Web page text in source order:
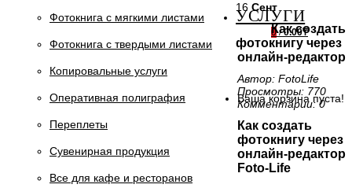
Фотокнига с мягкими листами
Фотокнига с твердыми листами
УСЛУГИ
Копировальные услуги
Оперативная полиграфия
Переплеты
Сувенирная продукция
Все для кафе и ресторанов
0 / 0.00₸
Ваша корзина пуста!
16 Сент
Как создать
фотокнигу через
онлайн-редактор
Автор: FotoLife
Просмотры: 770
Комментарии: 0
Как создать
фотокнигу через
онлайн-редактор
Foto-Life